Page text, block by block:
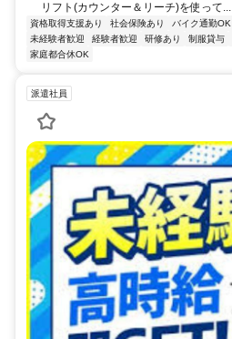
リフト(カウンター＆リーチ)を使って...
資格取得支援あり 社会保険あり バイク通勤OK
未経験者歓迎
経験者歓迎 研修あり 制服貸与
家庭都合休OK
派遣社員